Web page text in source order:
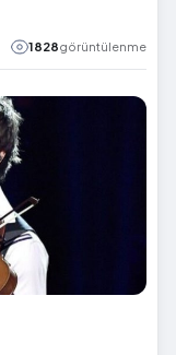
1828görüntülenme